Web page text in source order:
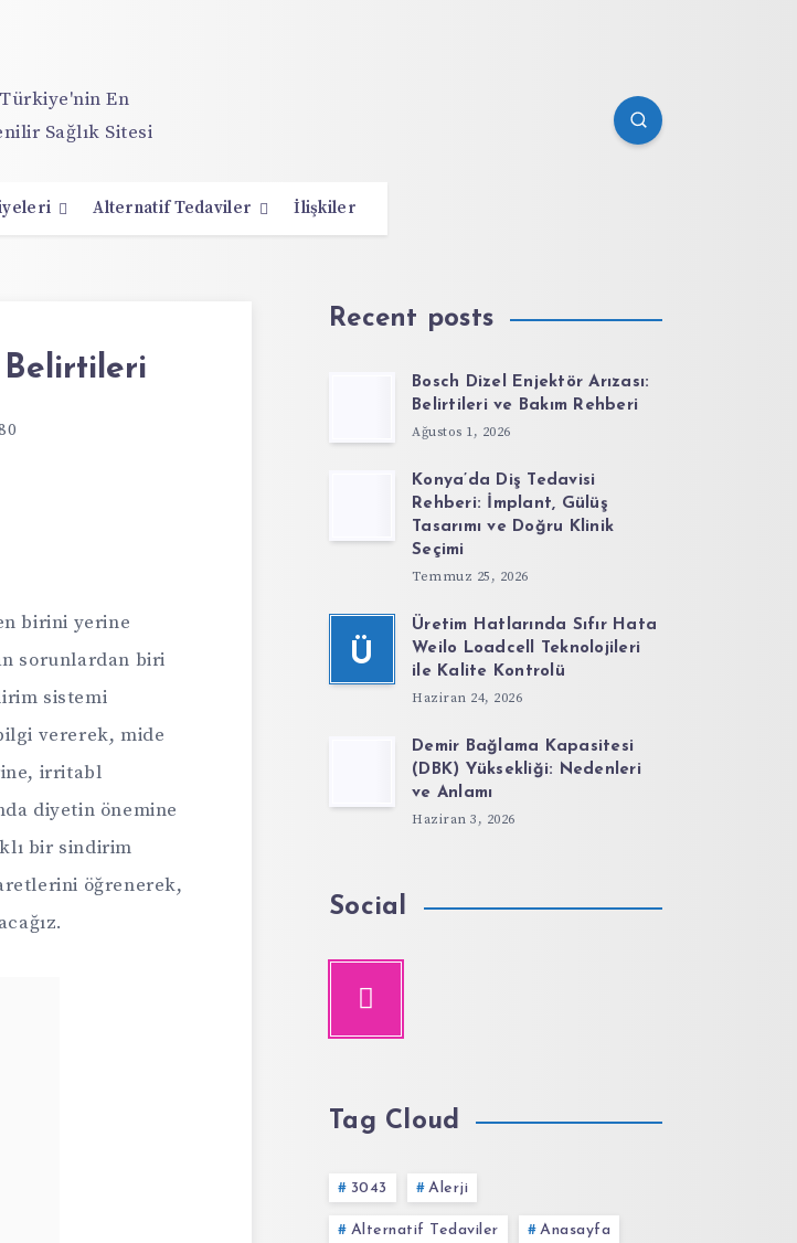
Alternatif Tedaviler İlişkiler
Belirtileri
birini yerine
sorunlardan biri
sistemi
vererek, mide
irritabl
diyetin önemine
bir sindirim
öğrenerek,
Recent posts
Bosch Dizel Enjektör Arızası:
Belirtileri ve Bakım Rehberi
Ağustos 1, 2026
Konya’da Diş Tedavisi
Rehberi: İmplant, Gülüş
Tasarımı ve Doğru Klinik
Seçimi
Temmuz 25, 2026
Ü
Üretim Hatlarında Sıfır Hata
Weilo Loadcell Teknolojileri
ile Kalite Kontrolü
Haziran 24, 2026
Demir Bağlama Kapasitesi
(DBK) Yüksekliği: Nedenleri
ve Anlamı
Haziran 3, 2026
Social
Tag Cloud
3043 Alerji
Alternatif Tedaviler Anasayfa